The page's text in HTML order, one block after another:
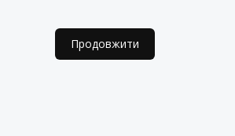
Продовжити